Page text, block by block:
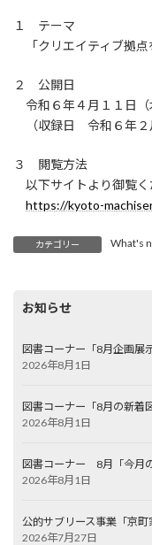
１ テーマ
「クリエイティブ拠点
２ 公開日
令和６年４月１１日（
（収録日 令和６年２
３ 閲覧方法
以下サイトより御覧く
https://kyoto-
カテゴリー What's
お知らせ
図書コーナー「8月企画展示
2026年8月1日
図書コーナー「8月の新着
2026年8月1日
図書コーナー 8月「今月
2026年8月1日
公的サブリース事業「京
2026年7月27日